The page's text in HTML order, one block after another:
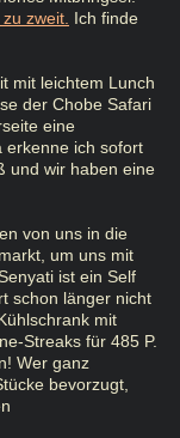
zweit. Ich finde
mit leichtem Lunch
der Chobe Safari
eine
erkenne ich sofort
und wir haben eine
von uns in die
um uns mit
ist ein Self
schon länger nicht
mit
Streaks für 485 P.
Wer ganz
bevorzugt,